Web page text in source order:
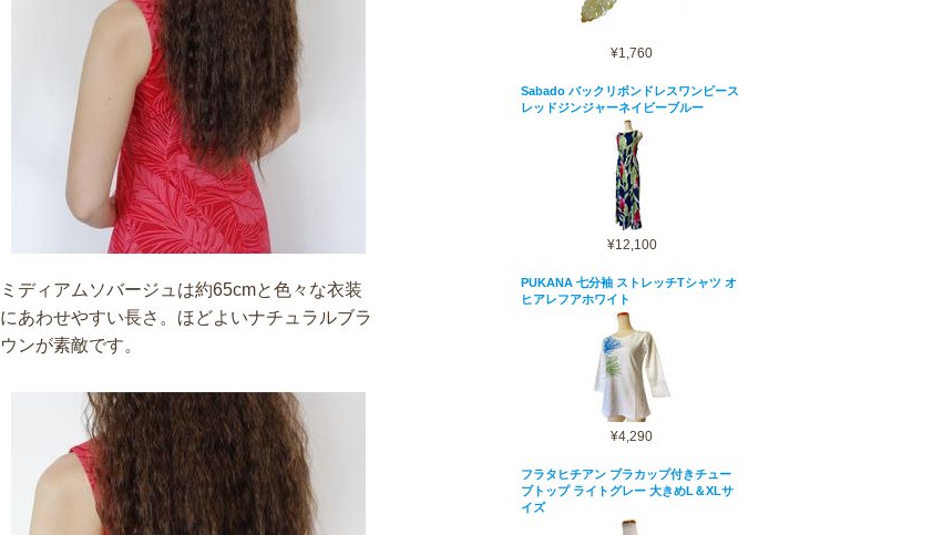
ミディアムソバージュは約65cmと色々な衣装
にあわせやすい長さ。ほどよいナチュラルブラ
ウンが素敵です。
¥1,760
Sabado バックリボンドレスワンピース
レッドジンジャーネイビーブルー
¥12,100
PUKANA 七分袖 ストレッチTシャツ オ
ヒアレフアホワイト
¥4,290
フラタヒチアン ブラカップ付きチュー
ブトップ ライトグレー 大きめL＆XLサ
イズ